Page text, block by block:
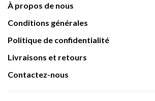
À propos de nous
Conditions générales
Politique de confidentialité
Livraisons et retours
Contactez-nous